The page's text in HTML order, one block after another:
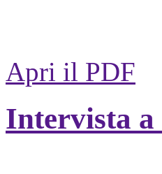
Apri il PDF
Intervista